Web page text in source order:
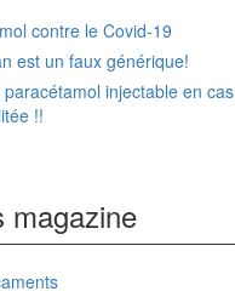
contre le Covid-19
est un faux générique!
injectable en cas
!!
magazine